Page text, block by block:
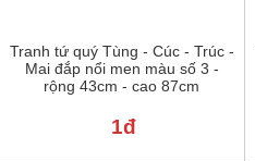
Tranh tứ quý Tùng - Cúc - Trúc -
Mai đắp nổi men màu số 3 -
rộng 43cm - cao 87cm
1đ